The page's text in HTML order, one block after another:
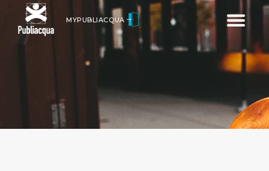
Toggle
MYPUBLIACQUA